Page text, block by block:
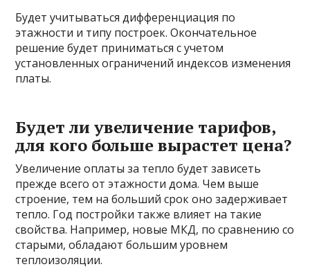
Будет учитываться дифференциация по
этажности и типу построек. Окончательное
решение будет приниматься с учетом
установленных ограничений индексов изменения
платы.
Будет ли увеличение тарифов,
для кого больше вырастет цена?
Увеличение оплаты за тепло будет зависеть
прежде всего от этажности дома. Чем выше
строение, тем на больший срок оно задерживает
тепло. Год постройки также влияет на такие
свойства. Например, новые МКД, по сравнению со
старыми, обладают большим уровнем
теплоизоляции.